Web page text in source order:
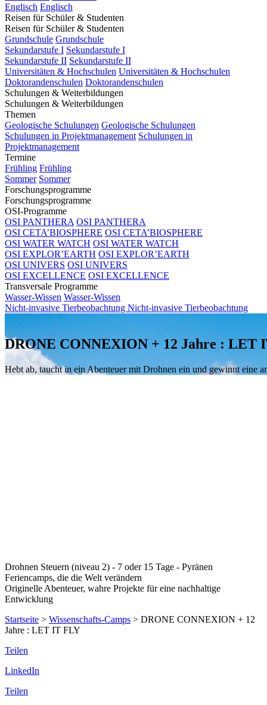
Englisch Englisch
Reisen für Schüler & Studenten
Reisen für Schüler & Studenten
Grundschule Grundschule
Sekundarstufe I Sekundarstufe I
Sekundarstufe II Sekundarstufe II
Universitäten & Hochschulen Universitäten & Hochschulen
Doktorandenschulen Doktorandenschulen
Schulungen & Weiterbildungen
Schulungen & Weiterbildungen
Themen
Geologische Schulungen Geologische Schulungen
Schulungen in Projektmanagement Schulungen in
Projektmanagement
Termine
Frühling Frühling
Sommer Sommer
Forschungsprogramme
Forschungsprogramme
OSI-Programme
OSI PANTHERA OSI PANTHERA
OSI CETA’BIOSPHERE OSI CETA’BIOSPHERE
OSI WATER WATCH OSI WATER WATCH
OSI EXPLOR’EARTH OSI EXPLOR’EARTH
OSI UNIVERS OSI UNIVERS
OSI EXCELLENCE OSI EXCELLENCE
Transversale Programme
Wasser-Wissen Wasser-Wissen
Nicht-invasive Tierbeobachtung Nicht-invasive Tierbeobachtung
DRONE CONNEXION + 12 Jahre : LET
Hebt ab, taucht in ein Abenteuer mit Drohnen ein und gewinnt eine
Drohnen Steuern (niveau 2) - 7 oder 15 Tage - Pyränen
Feriencamps, die die Welt verändern
Originelle Abenteuer, wahre Projekte für eine nachhaltige
Entwicklung
Startseite > Wissenschafts-Camps > DRONE CONNEXION + 12
Jahre : LET IT FLY
Teilen
LinkedIn
Teilen